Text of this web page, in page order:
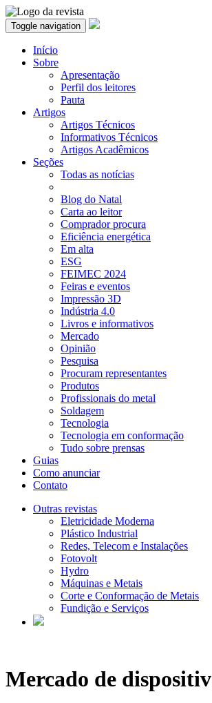
Toggle navigation
Início
Sobre
Apresentação
Perfil dos leitores
Pauta
Artigos
Artigos Técnicos
Informativos Técnicos
Artigos Acadêmicos
Seções
Todas as notícias
Blog do Natal
Carta ao leitor
Comprador procura
Eficiência energética
Em alta
ESG
FEIMEC 2024
Feiras e eventos
Impressão 3D
Indústria 4.0
Livros e informativos
Mercado
Opinião
Pesquisa
Procuram representantes
Produtos
Profissionais do metal
Soldagem
Tecnologia
Tecnologia em conformação
Tudo sobre prensas
Guias
Como anunciar
Contato
Outras revistas
Eletricidade Moderna
Plástico Industrial
Redes, Telecom e Instalações
Fotovolt
Hydro
Máquinas e Metais
Corte e Conformação de Metais
Fundição e Serviços
Mercado de